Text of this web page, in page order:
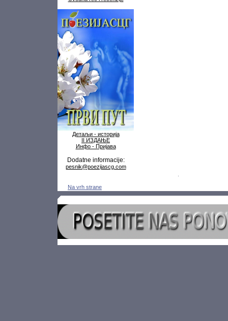
Детаљи - историја
II ИЗДАЊЕ
Инфо - Пријава
Dodatne informacije:
pesnik@poezijascg.com
Na vrh strane